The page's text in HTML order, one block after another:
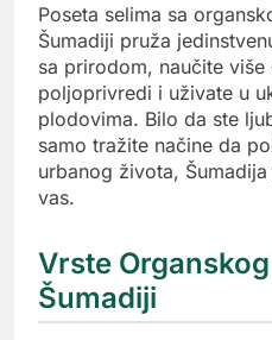
Poseta selima sa
Šumadiji pruža
sa prirodom, naučite
poljoprivredi i uživate u
plodovima. Bilo da ste
samo tražite načine da
urbanog života,
vas.
Vrste
Šumadiji